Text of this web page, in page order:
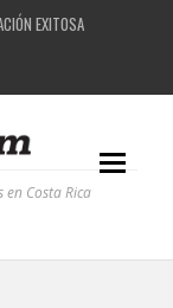
EXITOSA
WORKSHOP
Costa Rica